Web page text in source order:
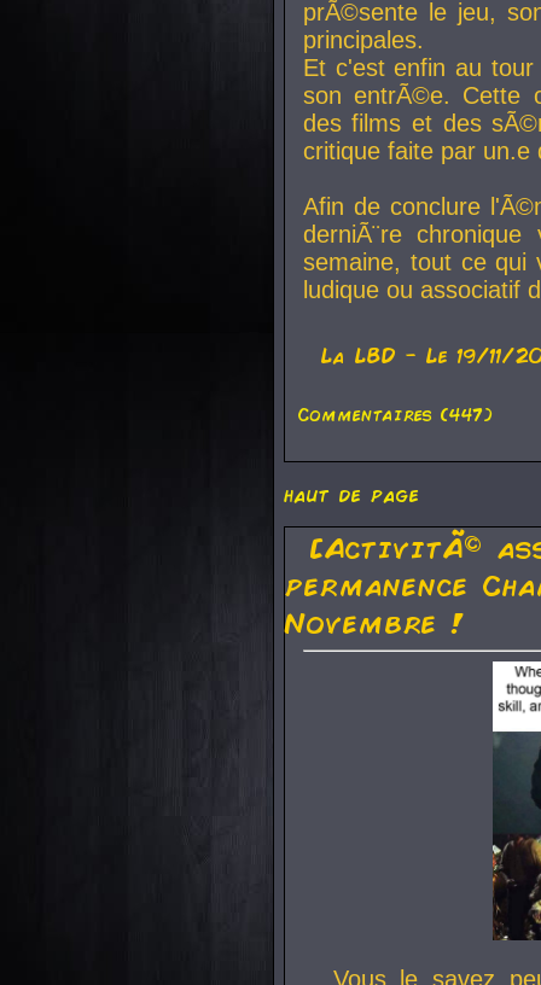
prÃ©sente le jeu,
principales.
Et c'est enfin au
son entrÃ©e. Cette
des films et des
critique faite par
Afin de conclure
derniÃ¨re
semaine, tout ce qui
ludique ou associatif
La LBD - Le 19/11/
Commentaires (447)
haut de page
[ActivitÃ©
permanence
Novembre !
Vous le savez